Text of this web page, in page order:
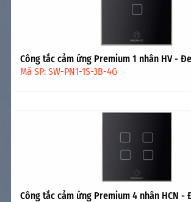
Công tắc cảm ứng Premium 1 nhân HV -
Mã SP: SW-PN1-1S-3B-4G
Công tắc cảm ứng Premium 4 nhân HCN -